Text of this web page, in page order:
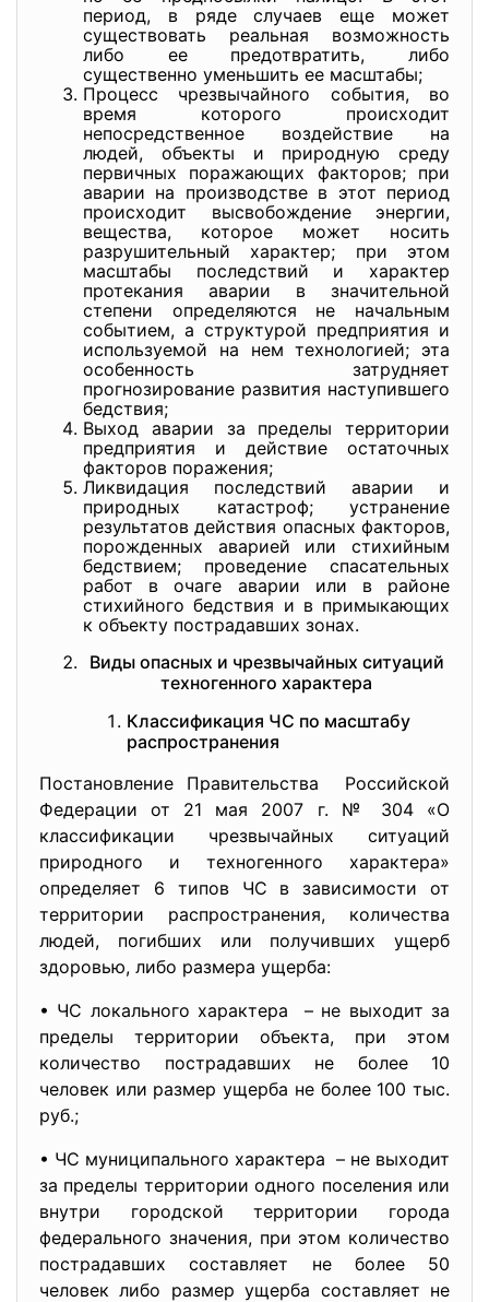
период, в ряде случаев еще может
существовать реальная возможность
либо ее предотвратить, либо
существенно уменьшить ее масштабы;
Процесс чрезвычайного события, во
время которого происходит
непосредственное воздействие на
людей, объекты и природную среду
первичных поражающих факторов; при
аварии на производстве в этот период
происходит высвобождение энергии,
вещества, которое может носить
разрушительный характер; при этом
масштабы последствий и характер
протекания аварии в значительной
степени определяются не начальным
событием, а структурой предприятия и
используемой на нем технологией; эта
особенность затрудняет
прогнозирование развития наступившего
бедствия;
Выход аварии за пределы территории
предприятия и действие остаточных
факторов поражения;
Ликвидация последствий аварии и
природных катастроф; устранение
результатов действия опасных факторов,
порожденных аварией или стихийным
бедствием; проведение спасательных
работ в очаге аварии или в районе
стихийного бедствия и в примыкающих
к объекту пострадавших зонах.
Виды опасных и чрезвычайных ситуаций
техногенного характера
Классификация ЧС по масштабу
распространения
Постановление Правительства Российской
Федерации от 21 мая 2007 г. № 304 «О
классификации чрезвычайных ситуаций
природного и техногенного характера»
определяет 6 типов ЧС в зависимости от
территории распространения, количества
людей, погибших или получивших ущерб
здоровью, либо размера ущерба:
• ЧС локального характера – не выходит за
пределы территории объекта, при этом
количество пострадавших не более 10
человек или размер ущерба не более 100 тыс.
руб.;
• ЧС муниципального характера – не выходит
за пределы территории одного поселения или
внутри городской территории города
федерального значения, при этом количество
пострадавших составляет не более 50
человек либо размер ущерба составляет не